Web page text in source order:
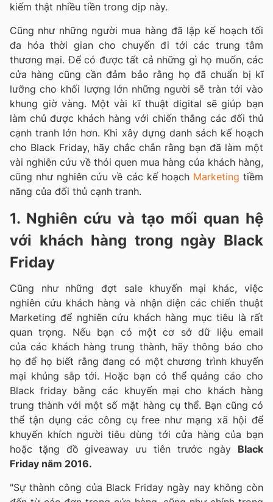
kiếm thật nhiều tiền trong dịp này.
Cũng như những người mua hàng đã lập kế hoạch tối
đa hóa thời gian cho chuyến đi tới các trung tâm
thương mại. Để có được tất cả những gì họ muốn, các
cửa hàng cũng cần đảm bảo rằng họ đã chuẩn bị kĩ
lưỡng cho khối lượng lớn những người sẽ tràn tới vào
khung giờ vàng. Một vài kĩ thuật digital sẽ giúp bạn
làm chủ được khách hàng với chiến thắng các đối thủ
cạnh tranh lớn hơn. Khi xây dựng danh sách kế hoạch
cho Black Friday, hãy chắc chắn rằng bạn đã làm một
vài nghiên cứu về thói quen mua hàng của khách hàng,
cũng như nghiên cứu về các kế hoạch Marketing tiềm
năng của đối thủ cạnh tranh.
1. Nghiên cứu và tạo mối quan hệ
với khách hàng trong ngày Black
Friday
Cũng như những đợt sale khuyến mại khác, việc
nghiên cứu khách hàng và nhận diện các chiến thuật
Marketing để nghiên cứu khách hàng mục tiêu là rất
quan trọng. Nếu bạn có một cơ sở dữ liệu email
của các khách hàng trung thành, hãy thông báo cho
họ để họ biết rằng đang có một chương trình khuyến
mại khủng sắp tới. Hoặc bạn có thể quảng cáo cho
Black friday bằng các khuyến mại cho khách hàng
trung thành với một số mặt hàng cụ thể. Bạn cũng có
thể tận dụng các công cụ free như mạng xã hội để
khuyến khích người tiêu dùng tới cửa hàng của bạn
hoặc tặng đồ giveaway ưu tiên trước ngày Black
Friday năm 2016.
"Sự thành công của Black Friday ngày nay không còn